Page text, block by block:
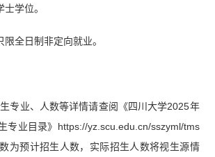
学位。
全日制非定向就业。
专业、人数等详情请查阅《四川大学2025年
专业目录》https://yz.scu.edu.cn/sszyml/tms
为预计招生人数，实际招生人数将视生源情